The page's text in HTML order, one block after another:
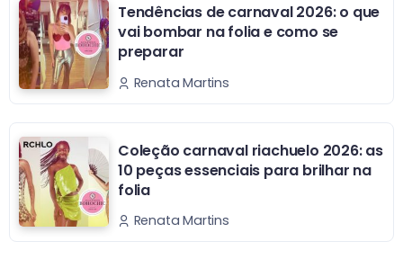
Tendências de carnaval 2026: o que
vai bombar na folia e como se
preparar
Renata Martins
Coleção carnaval riachuelo 2026: as
10 peças essenciais para brilhar na
folia
Renata Martins